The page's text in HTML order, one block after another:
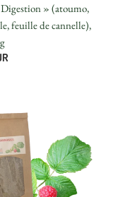
» (atoumo,
feuille de cannelle),